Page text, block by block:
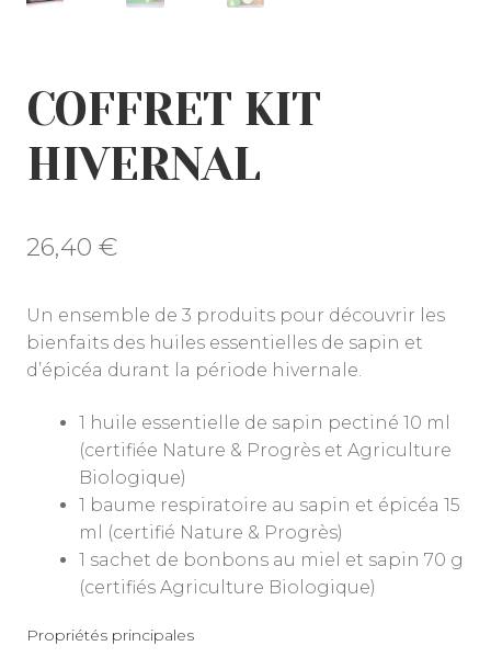
COFFRET KIT
HIVERNAL
26,40 €
Un ensemble de 3 produits pour découvrir les
bienfaits des huiles essentielles de sapin et
d’épicéa durant la période hivernale.
1 huile essentielle de sapin pectiné 10 ml
(certifiée Nature & Progrès et Agriculture
Biologique)
1 baume respiratoire au sapin et épicéa 15
ml (certifié Nature & Progrès)
1 sachet de bonbons au miel et sapin 70 g
(certifiés Agriculture Biologique)
Propriétés principales